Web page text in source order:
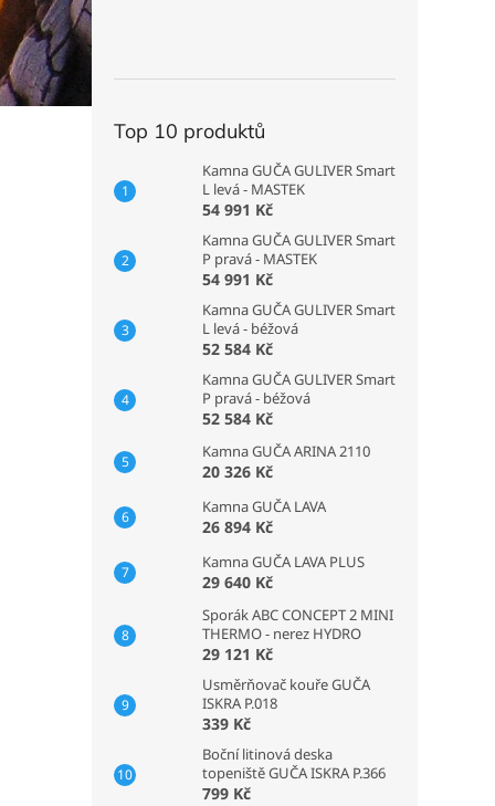
Top 10 produktů
Kamna GUČA GULIVER Smart
L levá - MASTEK
54 991 Kč
Kamna GUČA GULIVER Smart
P pravá - MASTEK
54 991 Kč
Kamna GUČA GULIVER Smart
L levá - béžová
52 584 Kč
Kamna GUČA GULIVER Smart
P pravá - béžová
52 584 Kč
Kamna GUČA ARINA 2110
20 326 Kč
Kamna GUČA LAVA
26 894 Kč
Kamna GUČA LAVA PLUS
29 640 Kč
Sporák ABC CONCEPT 2 MINI
THERMO - nerez HYDRO
29 121 Kč
Usměrňovač kouře GUČA
ISKRA P.018
339 Kč
Boční litinová deska
topeniště GUČA ISKRA P.366
799 Kč